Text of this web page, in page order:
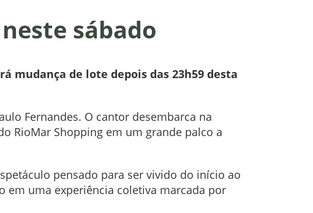
sábado
mudança de lote depois das 23h59 desta
Fernandes. O cantor desembarca na
RioMar Shopping em um grande palco a
pensado para ser vivido do início ao
em uma experiência coletiva marcada por